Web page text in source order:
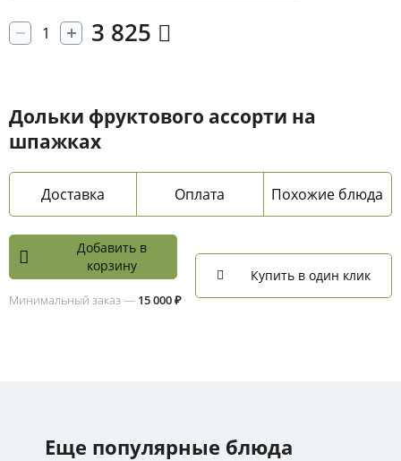
Дольки фруктового ассорти на
шпажках
Доставка Оплата Похожие блюда
3 825
Добавить в
корзину
Минимальный заказ — 15 000 ₽
Купить в один клик
Еще популярные блюда